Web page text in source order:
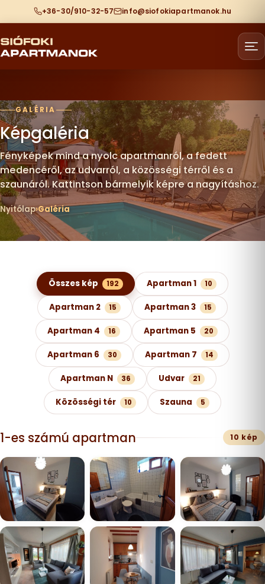
+36-30/910-32-57 info@siofokiapartmanok.hu
GALÉRIA
Képgaléria
Fényképek mind a nyolc apartmanról, a fedett
medencéről, az udvarról, a közösségi térről és a
szaunáról. Kattintson bármelyik képre a nagyításhoz.
Nyitólap Galéria
Képgaléria kategóriák szerint
Összes kép 192 Apartman 1 10
Apartman 2 15 Apartman 3 15
Apartman 4 16 Apartman 5 20
Apartman 6 30 Apartman 7 14
Apartman N 36 Udvar 21
Közösségi tér 10 Szauna 5
1-es számú apartman 10 kép